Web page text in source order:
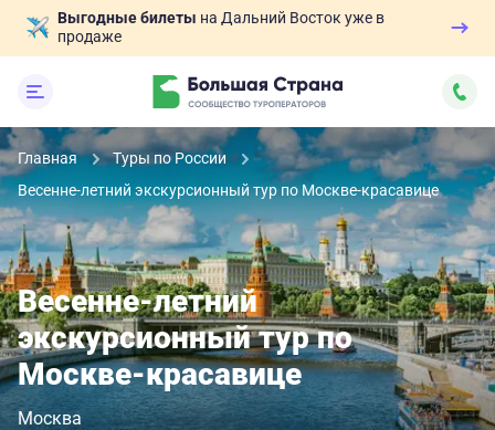
Выгодные билеты на Дальний Восток уже в
продаже
Главная
Туры по России
Весенне-летний экскурсионный тур по Москве-красавице
Весенне-летний
экскурсионный тур по
Москве-красавице
Москва